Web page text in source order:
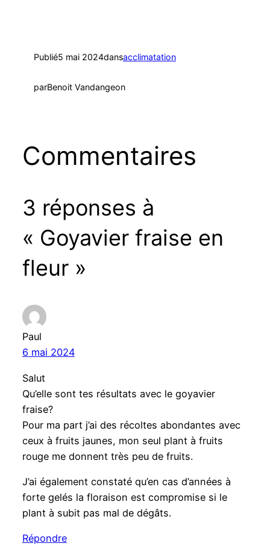
Publié5 mai 2024dansacclimatation
parBenoit Vandangeon
Commentaires
3 réponses à
« Goyavier fraise en
fleur »
Paul
6 mai 2024
Salut
Qu’elle sont tes résultats avec le goyavier
fraise?
Pour ma part j’ai des récoltes abondantes avec
ceux à fruits jaunes, mon seul plant à fruits
rouge me donnent très peu de fruits.
J’ai également constaté qu’en cas d’années à
forte gelés la floraison est compromise si le
plant à subit pas mal de dégâts.
Répondre